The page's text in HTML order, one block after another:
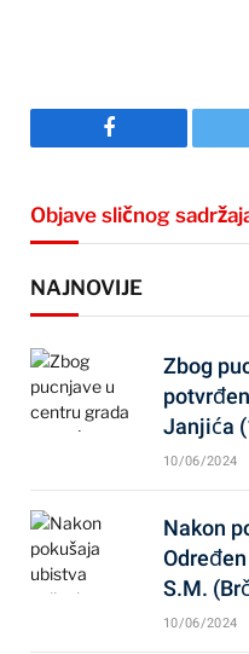
Facebook
Objave sličnog
NAJNOVIJE
Zbog
Janjića
10/06/2024
Nakon
S.M.
10/06/2024